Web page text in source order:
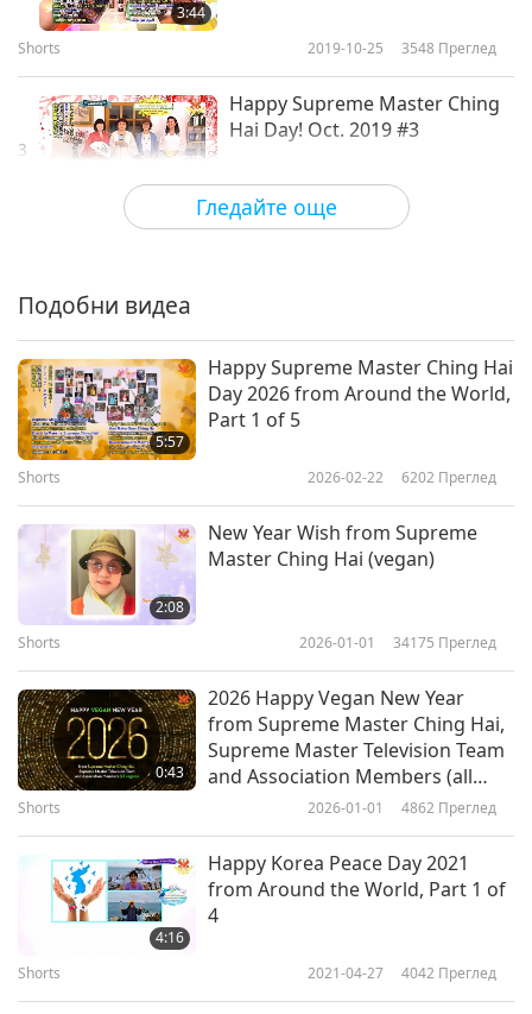
Гледайте още
3:44
Shorts 2019-10-25 3548 Преглед
3
Happy Supreme Master Ching
Hai Day! Oct. 2019 #3
2019-10-25 3553
4
4:35
Shorts 2019-10-25 3500Преглед
3:30
Happy Supreme Master
Shorts 2019-10-25 3411Преглед
6
3:39
Shorts 2019-10-25 3255Преглед
7
2:41
Happy Supreme Master Ching
Hai Day! Oct. 2019 #7
Shorts 2019-10-25 3322Преглед
Подобни видеа
5:57
Happy Supreme Master Ching Hai
Day 2026 from Around the World,
Part 1 of 5
Shorts 2026-02-22 6202 Преглед
2:08
New Year Wish from Supreme
Master Ching Hai (vegan)
Shorts 2026-01-01 34175 Преглед
0:43
2026 Happy Vegan New Year
from Supreme Master Ching Hai,
Supreme Master Television Team
and Association Members (all
Shorts 2026-01-01 4862 Преглед
4:16
Happy Korea Peace Day 2021
from Around the World, Part 1 of
4
Shorts 2021-04-27 4042 Преглед